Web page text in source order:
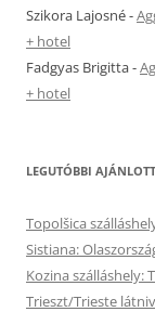
Szikora Lajosné-
+ hotel
Fadgyas Brigitta-
+ hotel
LEGUTÓBBI
Topolšica
Sistiana:
Kozina szálláshely:
Trieszt/Trieste